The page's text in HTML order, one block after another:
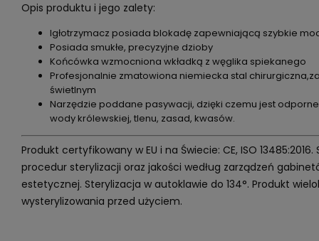
Opis produktu i jego zalety:
Igłotrzymacz posiada blokadę zapewniającą szybkie
Posiada smukłe, precyzyjne dzioby
Końcówka wzmocniona wkładką z węglika spiekanego
Profesjonalnie zmatowiona niemiecka stal
świetlnym
Narzędzie poddane pasywacji, dzięki czemu jest
wody królewskiej, tlenu, zasad, kwasów.
Produkt certyfikowany w EU i na Świecie: CE, ISO
procedur sterylizacji oraz jakości według zarządzeń
estetycznej. Sterylizacja w autoklawie do 134°. Produkt
wysterylizowania przed użyciem.